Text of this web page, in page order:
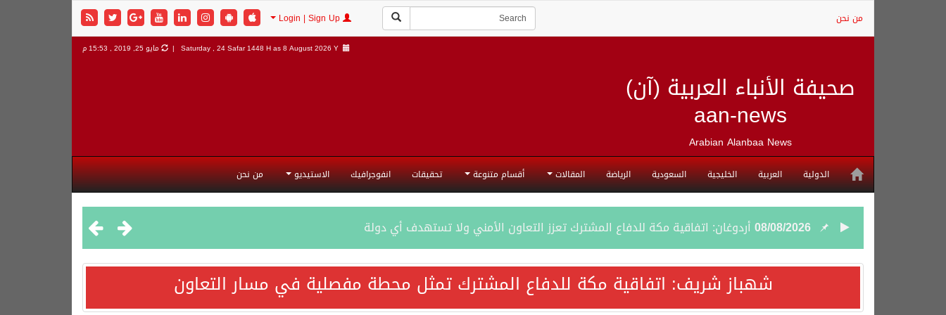
من نحن
صحيفة الأنباء العربية (آن)
aan-news
Arabian Alanbaa News
Saturday , 24 Safar 1448 H as8 August 2026 Y | مايو 25, 2019 , 15:53 م
الدولية العربية الخليجية السعودية الرياضة المقالات أقسام متنوعة تحقيقات انفوجرافيك الاستيديو من نحن
08/08/2026 أردوغان: اتفاقية مكة للدفاع المشترك تعزز التعاون الأمني ولا تستهدف أي دولة
08/08/2026سمو وزير الخارجية : اتفاقية مكة تعكس الإرادة السياسية لحماية أمن المنطقة
شهباز شريف: اتفاقية مكة للدفاع المشترك تمثل محطة مفصلية في مسار التعاون